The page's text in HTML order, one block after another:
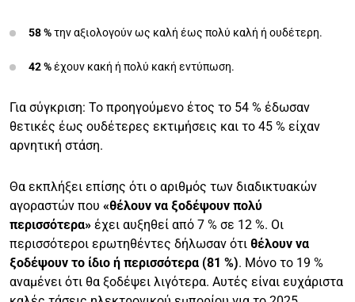
58 %την αξιολογούν ως καλή έως πολύ καλή ή ουδέτερη.
42 %έχουν κακή ή πολύ κακή εντύπωση.
Για σύγκριση: Το προηγούμενο έτος το 54 % έδωσαν
θετικές έως ουδέτερες εκτιμήσεις και το 45 % είχαν
αρνητική στάση.
Θα εκπλήξει επίσης ότι ο αριθμός των διαδικτυακών
αγοραστών που «θέλουν να ξοδέψουν πολύ
περισσότερα» έχει αυξηθεί από 7 % σε 12 %. Οι
περισσότεροι ερωτηθέντες δήλωσαν ότι θέλουν να
ξοδέψουν το ίδιο ή περισσότερα (81 %). Μόνο το 19 %
αναμένει ότι θα ξοδέψει λιγότερα. Αυτές είναι ευχάριστα